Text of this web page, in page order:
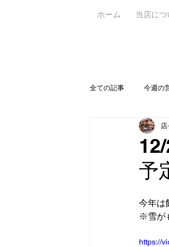
ホーム 当店につ
全ての記事 今週の
お知らせ📝
ワイン＆ビアガー
予
今年は
※雪が
https://